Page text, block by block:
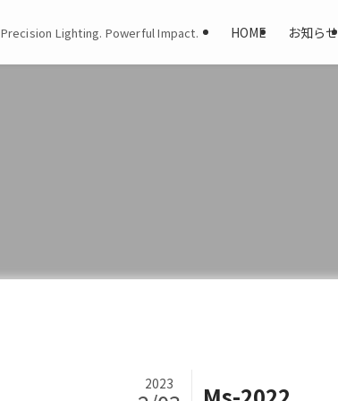
Precision Lighting. Powerful Impact. HOME お知らせ
2023